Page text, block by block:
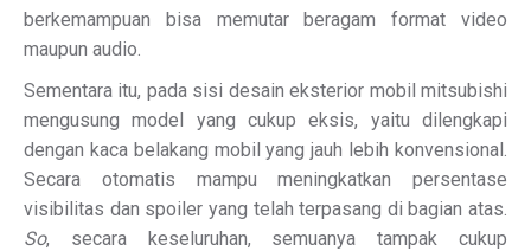
berkemampuan bisa memutar beragam format video
maupun audio.
Sementara itu, pada sisi desain eksterior mobil mitsubishi
mengusung model yang cukup eksis, yaitu dilengkapi
dengan kaca belakang mobil yang jauh lebih konvensional.
Secara otomatis mampu meningkatkan persentase
visibilitas dan spoiler yang telah terpasang di bagian atas.
So, secara keseluruhan, semuanya tampak cukup